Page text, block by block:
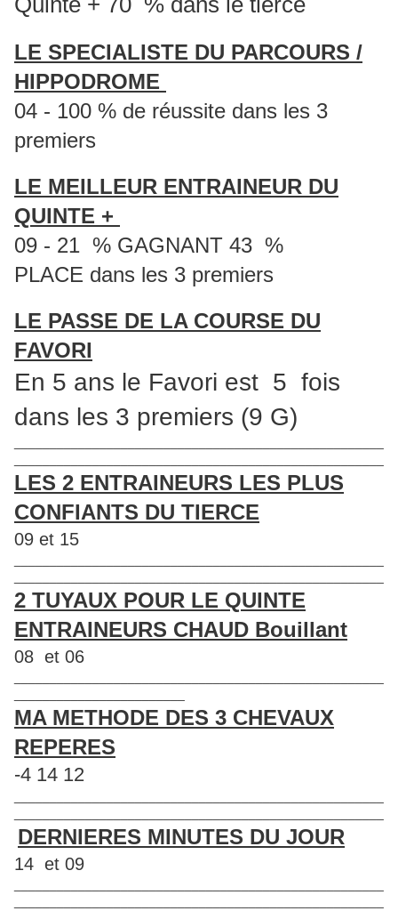
LE SPECIALISTE DU PARCOURS /
HIPPODROME
04 - 100 % de réussite dans les 3
premiers
LE MEILLEUR ENTRAINEUR DU
QUINTE +
09 - 21 % GAGNANT 43 %
PLACE dans les 3 premiers
LE PASSE DE LA COURSE DU
FAVORI
En 5 ans le Favori est 5 fois
dans les 3 premiers (9 G)
LES 2 ENTRAINEURS LES PLUS
CONFIANTS DU TIERCE
09 et 15
2 TUYAUX POUR LE QUINTE
ENTRAINEURS CHAUD Bouillant
08 et 06
MA METHODE DES 3 CHEVAUX
REPERES
-4 14 12
DERNIERES MINUTES DU JOUR
14 et 09